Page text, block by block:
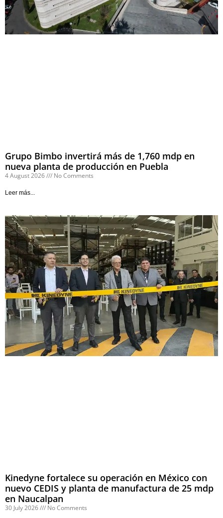
Grupo Bimbo invertirá más de 1,760 mdp en
nueva planta de producción en Puebla
4 August 2026 No Comments
Leer más...
Kinedyne fortalece su operación en México con
nuevo CEDIS y planta de manufactura de 25 mdp
en Naucalpan
30 July 2026 No Comments